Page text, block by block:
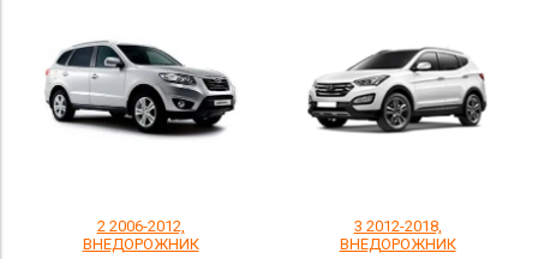
2 2006-2012,
ВНЕДОРОЖНИК
3 2012-2018,
ВНЕДОРОЖНИК